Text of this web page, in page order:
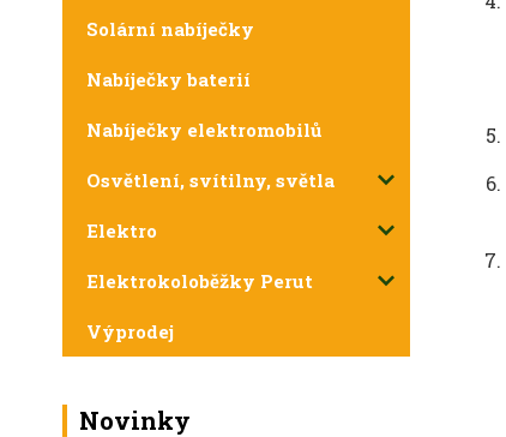
Solární nabíječky
Nabíječky baterií
Nabíječky elektromobilů
Osvětlení, svítilny, světla
Elektro
Elektrokoloběžky Perut
Výprodej
Novinky